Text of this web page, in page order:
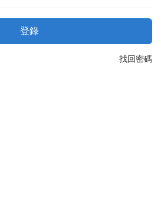
登錄
找回密碼